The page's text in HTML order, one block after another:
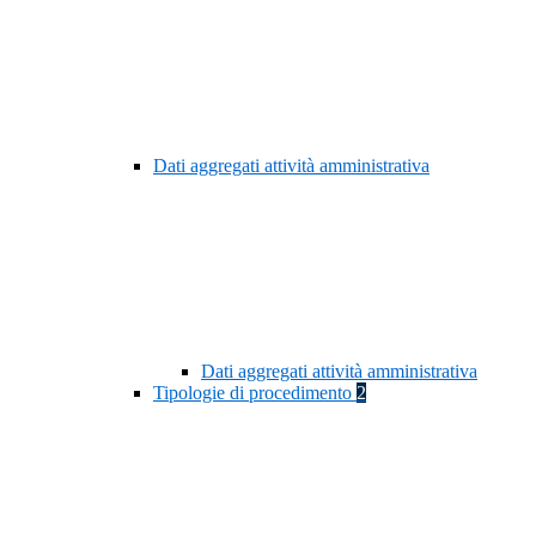
Dati aggregati attività amministrativa
Dati aggregati attività amministrativa
Tipologie di procedimento 2